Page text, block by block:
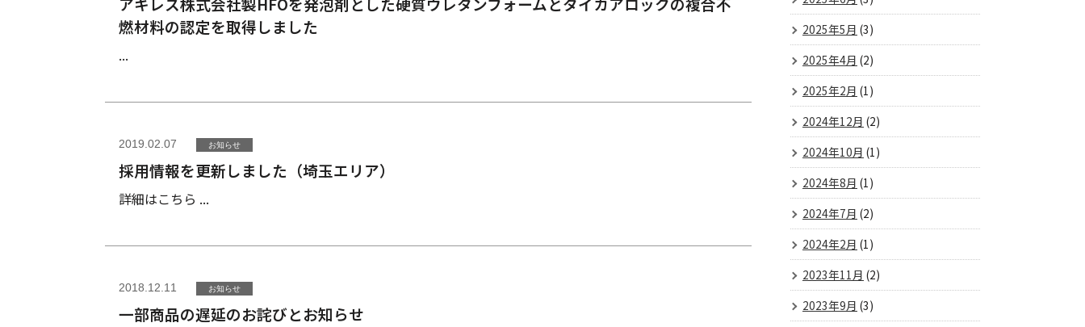
燃材料の認定を取得しました
...
2019.02.07 お知らせ
採用情報を更新しました（埼玉エリア）
詳細はこちら ...
2018.12.11 お知らせ
一部商品の遅延のお詫びとお知らせ
2025年5月 (3)
2025年4月 (2)
2025年2月 (1)
2024年12月 (2)
2024年10月 (1)
2024年8月 (1)
2024年7月 (2)
2024年2月 (1)
2023年11月 (2)
2023年9月 (3)